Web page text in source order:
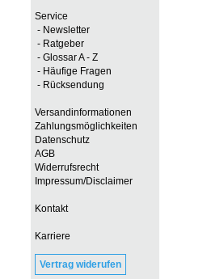
Service
- Newsletter
- Ratgeber
- Glossar A - Z
- Häufige Fragen
- Rücksendung
Versandinformationen
Zahlungsmöglichkeiten
Datenschutz
AGB
Widerrufsrecht
Impressum/Disclaimer
Kontakt
Karriere
Vertrag widerufen